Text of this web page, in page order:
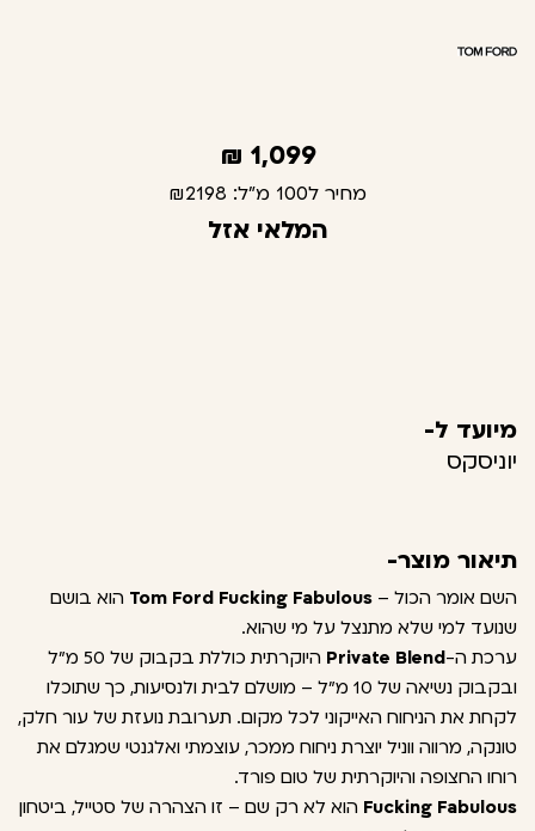
1,099
₪
מחיר ל100 מ"ל: ₪2198
המלאי אזל
מיועד ל-
יוניסקס
תיאור מוצר-
השם אומר הכול – Tom Ford Fucking Fabulous הוא בושם
שנועד למי שלא מתנצל על מי שהוא.
ערכת ה-Private Blend
היוקרתית כוללת בקבוק של 50 מ"ל
ובקבוק נשיאה של 10 מ"ל – מושלם לבית ולנסיעות, כך שתוכלו
לקחת את הניחוח האייקוני לכל מקום. תערובת נועזת של עור חלק,
טונקה, מרווה ווניל יוצרת ניחוח ממכר, עוצמתי ואלגנטי שמגלם את
רוחו החצופה והיוקרתית של טום פורד.
Fucking Fabulous הוא לא רק שם – זו הצהרה של סטייל, ביטחון